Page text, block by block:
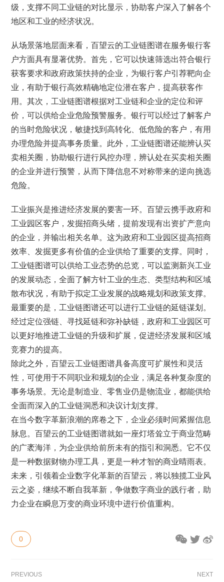
级，支撑不同工业链的对比显示，协助客户深入了解各个
地区和工业的经济状况。
从场景落地层面来看，百望云的工业链图谱在服务银行客
户方面具有显著优势。首先，它可以快速筛选出符合银行
获客要求和政府政策扶持的企业，为银行客户引荐靶向企
业，有助于银行高效精确地定位潜在客户，提高获客作
用。其次，工业链图谱根据对工业链和企业的定位和评
价，可以供给企业危险预警服务。银行可以经过了解客户
的当时危险状况，敏捷找到高转化、低危险的客户，有用
办理危险并提高事务质量。此外，工业链图谱还能辨认买
卖相关圈，协助银行进行风控办理，辨认处在买卖相关圈
的企业并进行预警，从而下降信息不对称带来的逆向挑选
危险。
工业振兴是推进经济发展的要害一环。百望云携手政府和
工业园区客户，发掘招商头绪，提前发现有出资扩产意向
的企业，并输出相关名单。这为政府和工业园区提高招商
效率、发掘更多有价值的企业供给了重要的支撑。同时，
工业链图谱可以供给工业态势的总览，可以监测新兴工业
的发展动态，全面了解方针工业的生态、类型结构和区域
散布状况，有助于拟定工业发展的战略规划和政策支撑。
最重要的是，工业链图谱还可以进行工业链的延链谋划。
经过定位强链、寻找延链和弥补缺链，政府和工业园区可
以更好地推进工业链的升级和扩展，促进经济发展和区域
竞赛力的提高。
除此之外，百望云工业链图谱具备高度可扩展性和灵活
性，可使用于不同职业和规划的企业，满足各种复杂度的
事务场景。无论是制造业、零售业仍是物流业，都能供给
全面而深入的工业链洞悉和决议计划支撑。
在当今数字革新浪潮的席卷之下，企业必须时间紧握信息
脉息。百望云的工业链图谱就如一座灯塔耸立于商业范畴
的广袤海洋，为企业供给前所未有的指引和洞悉。它不仅
是一种数据财物办理工具，更是一种才智的商业晴雨表。
未来，引领着企业数字化革新的百望云，将以独揽工业风
云之姿，继续不断自我革新，争做数字商业的践行者，助
力企业在瞬息万变的商业环境中进行价值重构。
0
PREVIOUS NEXT